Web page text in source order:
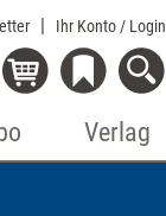
Ihr Konto / Login
Verlag